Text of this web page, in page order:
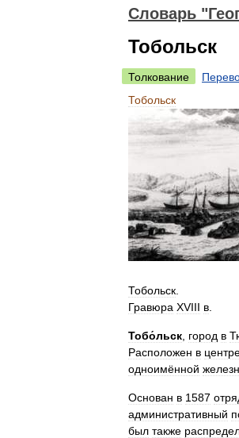
Словарь
Тобольск
Толкование
Тобольск
Тобольск
Гравюра XVIII в
Тобо́льск город в
Расположен в
одноимённой
Основан в 1587
административный
был также